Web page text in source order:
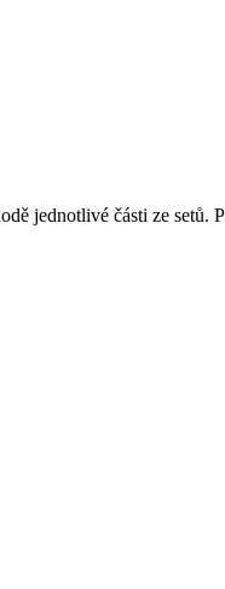
jednotlivé části ze setů.